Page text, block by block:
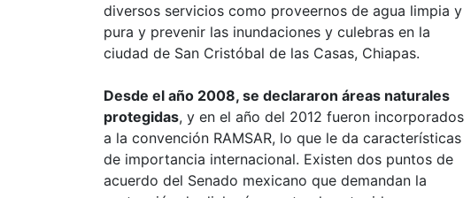
diversos servicios como proveernos de agua limpia y
pura y prevenir las inundaciones y culebras en la
ciudad de San Cristóbal de las Casas, Chiapas.
Desde el año 2008, se declararon áreas naturales
protegidas, y en el año del 2012 fueron incorporados
a la convención RAMSAR, lo que le da características
de importancia internacional. Existen dos puntos de
acuerdo del Senado mexicano que demandan la